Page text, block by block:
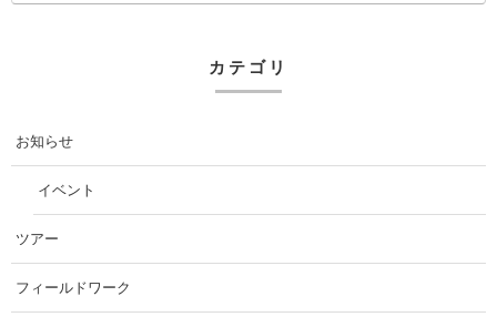
カテゴリ
お知らせ
イベント
ツアー
フィールドワーク